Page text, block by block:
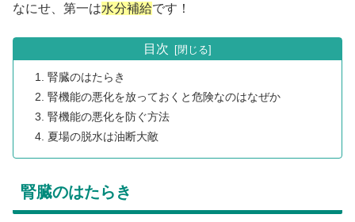
なにせ、第一は水分補給です！
目次
腎臓のはたらき
腎機能の悪化を放っておくと危険なのはなぜか
腎機能の悪化を防ぐ方法
夏場の脱水は油断大敵
腎臓のはたらき